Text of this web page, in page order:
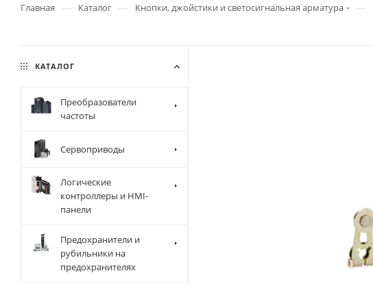
Главная — Каталог — Кнопки, джойстики и светосигнальная арматура —
КАТАЛОГ
Преобразователи
частоты
Сервоприводы
Логические
контроллеры и HMI-
панели
Предохранители и
рубильники на
предохранителях